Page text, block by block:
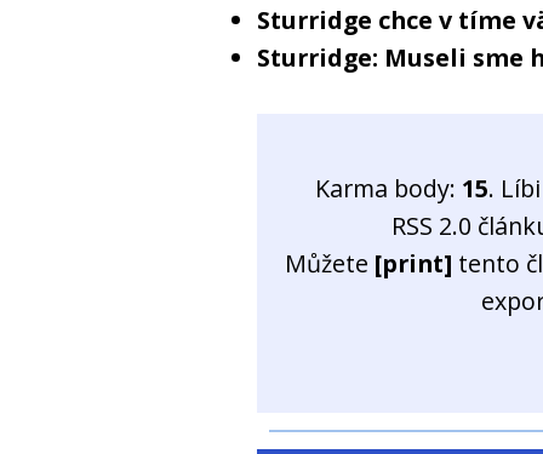
Sturridge chce v tíme
Sturridge: Museli sme
Karma body: 15.
RSS 2.0
Můžete [print] tento